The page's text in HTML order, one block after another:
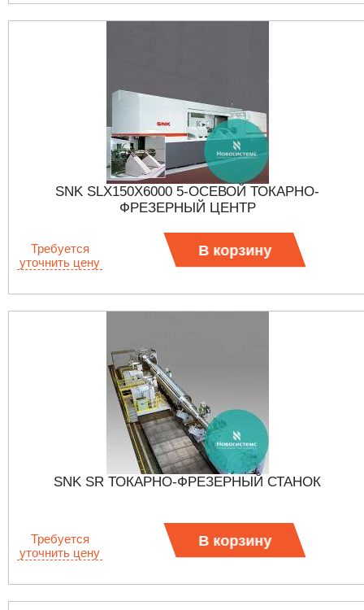
SNK SLX150X6000 5-ОСЕВОЙ ТОКАРНО-
ФРЕЗЕРНЫЙ ЦЕНТР
Требуется
уточнить цену
В корзину
SNK SR ТОКАРНО-ФРЕЗЕРНЫЙ СТАНОК
Требуется
уточнить цену
В корзину